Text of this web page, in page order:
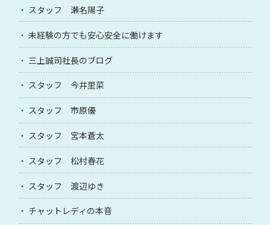
スタッフ 瀬名陽子
未経験の方でも安心安全に働けます
三上誠司社長のブログ
スタッフ 今井里菜
スタッフ 市原優
スタッフ 宮本蒼太
スタッフ 松村春花
スタッフ 渡辺ゆき
チャットレディの本音